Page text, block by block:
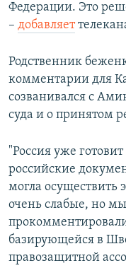
Федерации. Это
– добавляет
Родственник
комментарии для
созванивался с
суда и о принятом
"Россия уже
российские
могла осуществить
очень слабые, но
базирующейся в
правозащитной